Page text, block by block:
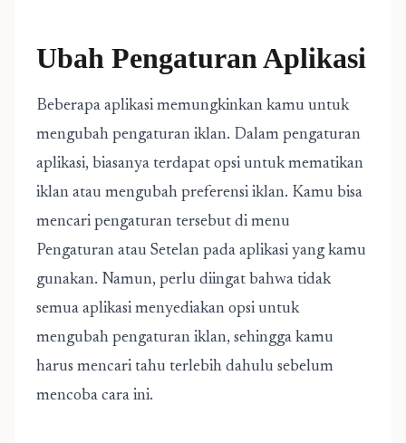
Ubah Pengaturan Aplikasi
Beberapa aplikasi memungkinkan kamu untuk
mengubah pengaturan iklan. Dalam pengaturan
aplikasi, biasanya terdapat opsi untuk mematikan
iklan atau mengubah preferensi iklan. Kamu bisa
mencari pengaturan tersebut di menu
Pengaturan atau Setelan pada aplikasi yang kamu
gunakan. Namun, perlu diingat bahwa tidak
semua aplikasi menyediakan opsi untuk
mengubah pengaturan iklan, sehingga kamu
harus mencari tahu terlebih dahulu sebelum
mencoba cara ini.